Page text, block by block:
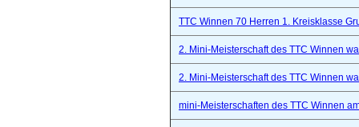
TTC Winnen 70 Herren 1. Kreisklasse
2. Mini-Meisterschaft des TTC Winnen
2. Mini-Meisterschaft des TTC Winnen
mini-Meisterschaften des TTC Winnen